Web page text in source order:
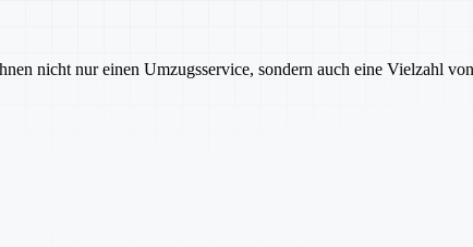
nicht nur einen Umzugsservice, sondern auch eine Vielzahl